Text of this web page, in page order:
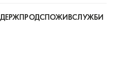
ДЕРЖПРОДСПОЖИВСЛУЖБИ